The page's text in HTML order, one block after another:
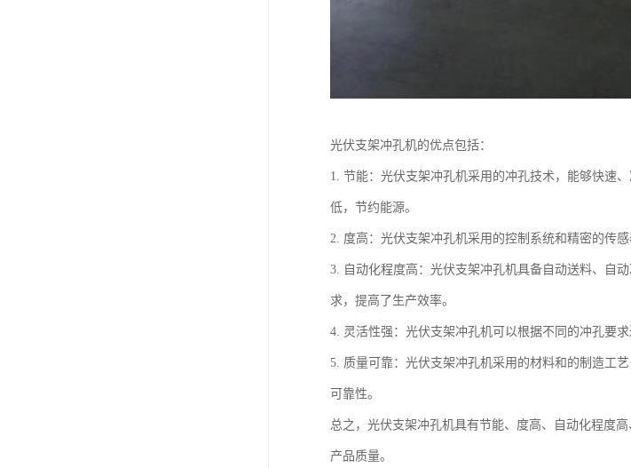
光伏支架冲孔机的优点包括：
1. 节能：光伏支架冲孔机采用的冲孔技术，能够快速
低，节约能源。
2. 度高：光伏支架冲孔机采用的控制系统和精密的传
3. 自动化程度高：光伏支架冲孔机具备自动送料、自
求，提高了生产效率。
4. 灵活性强：光伏支架冲孔机可以根据不同的冲孔要
5. 质量可靠：光伏支架冲孔机采用的材料和的制造工
可靠性。
总之，光伏支架冲孔机具有节能、度高、自动化程度
产品质量。